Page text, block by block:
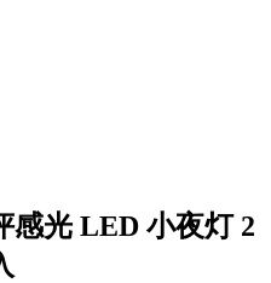
感光 LED 小夜灯 2